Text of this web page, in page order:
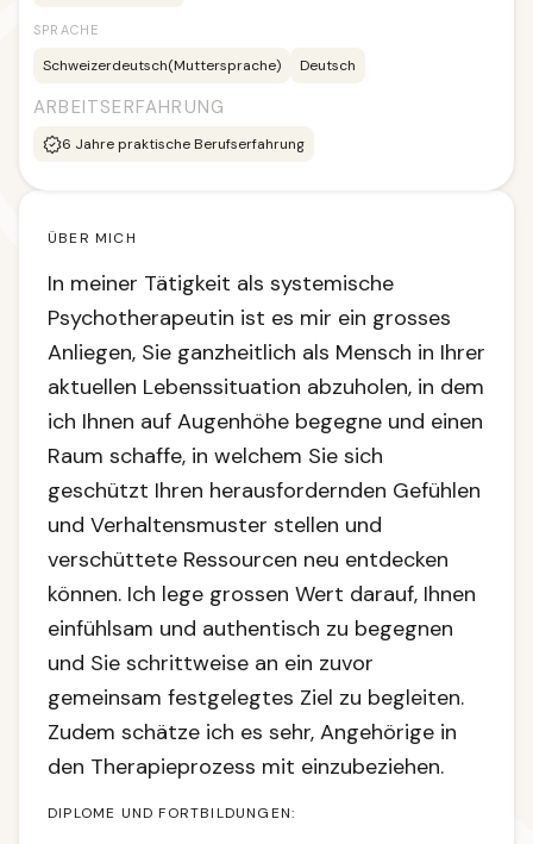
SPRACHE
Schweizerdeutsch(Muttersprache) Deutsch
ARBEITSERFAHRUNG
6 Jahre praktische Berufserfahrung
ÜBER MICH
In meiner Tätigkeit als systemische
Psychotherapeutin ist es mir ein grosses
Anliegen, Sie ganzheitlich als Mensch in Ihrer
aktuellen Lebenssituation abzuholen, in dem
ich Ihnen auf Augenhöhe begegne und einen
Raum schaffe, in welchem Sie sich
geschützt Ihren herausfordernden Gefühlen
und Verhaltensmuster stellen und
verschüttete Ressourcen neu entdecken
können. Ich lege grossen Wert darauf, Ihnen
einfühlsam und authentisch zu begegnen
und Sie schrittweise an ein zuvor
gemeinsam festgelegtes Ziel zu begleiten.
Zudem schätze ich es sehr, Angehörige in
den Therapieprozess mit einzubeziehen.
DIPLOME UND FORTBILDUNGEN: